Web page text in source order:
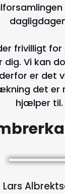
frivilligt
Vi kan
er det
det er
hjælper til.
Lars